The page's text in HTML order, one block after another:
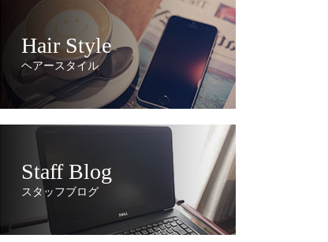
Hair Style
ヘアースタイル
Staff Blog
スタッフブログ